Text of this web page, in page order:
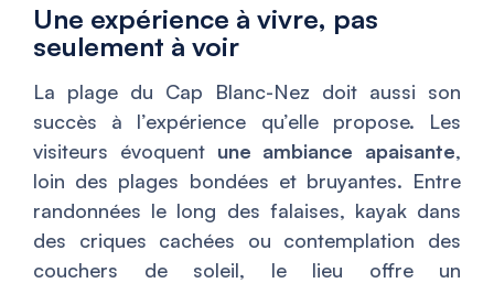
Une expérience à vivre, pas
seulement à voir
La plage du Cap Blanc-Nez doit aussi son
succès à l’expérience qu’elle propose. Les
visiteurs évoquent une ambiance apaisante,
loin des plages bondées et bruyantes. Entre
randonnées le long des falaises, kayak dans
des criques cachées ou contemplation des
couchers de soleil, le lieu offre un